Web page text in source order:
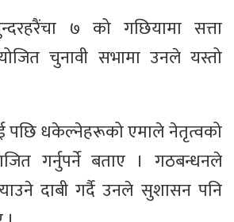
७ को गछियामा सत्ता
चुनावी सभामा उनले यस्तो
पछि धकेल्नेहरूको एमाले नेतृत्वको
गर्नुपर्ने बताए । गठबन्धनले
दाबी गर्दै उनले सुशासन पनि